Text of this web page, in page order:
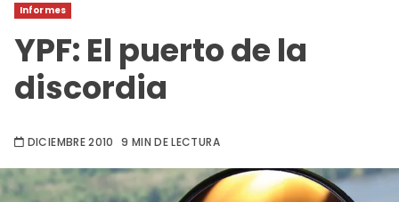
Informes
YPF: El puerto de la
discordia
DICIEMBRE 2010 9 MIN DE LECTURA